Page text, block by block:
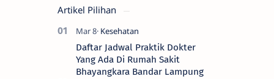
Artikel Pilihan
Daftar Jadwal Praktik Dokter
Yang Ada Di Rumah Sakit
Bhayangkara Bandar Lampung